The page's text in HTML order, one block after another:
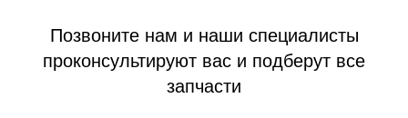
Позвоните нам и наши специалисты
проконсультируют вас и подберут все
запчасти